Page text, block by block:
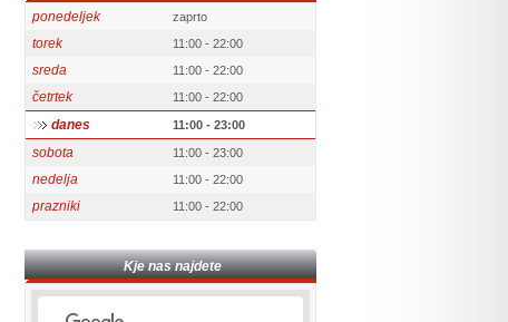
ponedeljek
zaprto
torek 11:00 - 22:00
sreda 11:00 - 22:00
četrtek 11:00 - 22:00
danes 11:00 - 23:00
sobota 11:00 - 23:00
nedelja 11:00 - 22:00
prazniki 11:00 - 22:00
Kje nas najdete